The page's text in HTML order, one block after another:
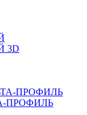
3D
ПРОФИЛЬ